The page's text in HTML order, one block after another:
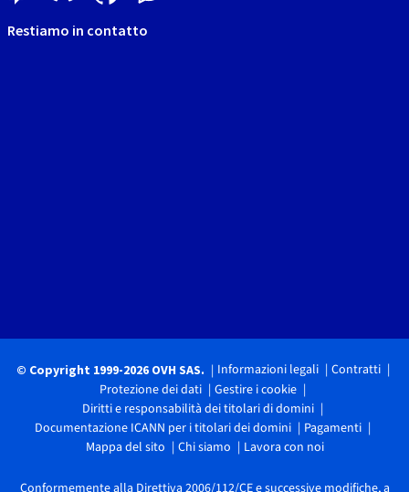
Restiamo in contatto
© Copyright 1999-2026 OVH SAS. Informazioni legali
Contratti
Protezione dei dati
Gestire i cookie
Diritti e responsabilità dei titolari di domini
Documentazione ICANN per i titolari dei domini
Pagamenti
Mappa del sito
Chi siamo Lavora con noi
Conformemente alla Direttiva 2006/112/CE e successive modifiche, a